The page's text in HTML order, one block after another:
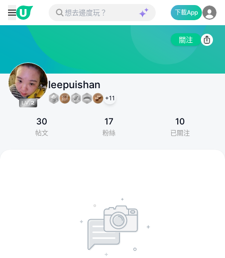
下載App
關注
leepuishan
+11
30
帖文
17
粉絲
10
已關注